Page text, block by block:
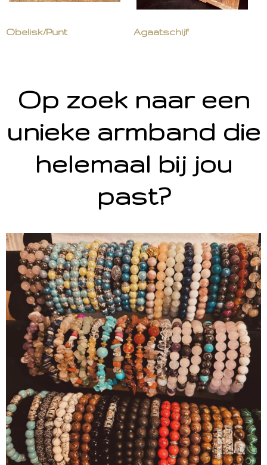
Obelisk/Punt Agaatschijf
Op zoek naar een
unieke armband die
helemaal bij jou
past?